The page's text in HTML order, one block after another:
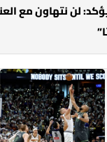
يؤكد: لن نتهاون مع